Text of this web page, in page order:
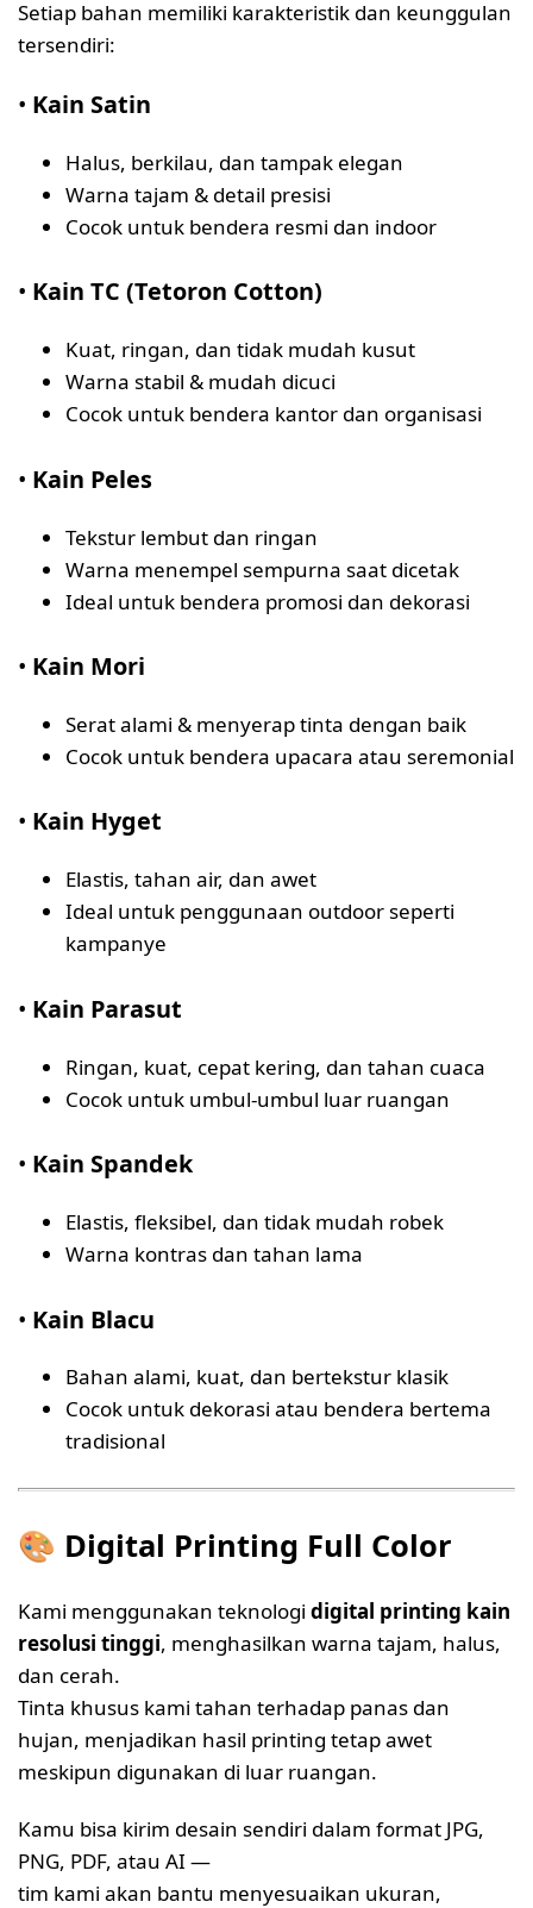
Setiap bahan memiliki karakteristik dan keunggulan
tersendiri:
• Kain Satin
Halus, berkilau, dan tampak elegan
Warna tajam & detail presisi
Cocok untuk bendera resmi dan indoor
• Kain TC (Tetoron Cotton)
Kuat, ringan, dan tidak mudah kusut
Warna stabil & mudah dicuci
Cocok untuk bendera kantor dan organisasi
• Kain Peles
Tekstur lembut dan ringan
Warna menempel sempurna saat dicetak
Ideal untuk bendera promosi dan dekorasi
• Kain Mori
Serat alami & menyerap tinta dengan baik
Cocok untuk bendera upacara atau seremonial
• Kain Hyget
Elastis, tahan air, dan awet
Ideal untuk penggunaan outdoor seperti
kampanye
• Kain Parasut
Ringan, kuat, cepat kering, dan tahan cuaca
Cocok untuk umbul-umbul luar ruangan
• Kain Spandek
Elastis, fleksibel, dan tidak mudah robek
Warna kontras dan tahan lama
• Kain Blacu
Bahan alami, kuat, dan bertekstur klasik
Cocok untuk dekorasi atau bendera bertema
tradisional
🎨 Digital Printing Full Color
Kami menggunakan teknologi digital printing kain
resolusi tinggi, menghasilkan warna tajam, halus,
dan cerah.
Tinta khusus kami tahan terhadap panas dan
hujan, menjadikan hasil printing tetap awet
meskipun digunakan di luar ruangan.
Kamu bisa kirim desain sendiri dalam format JPG,
PNG, PDF, atau AI —
tim kami akan bantu menyesuaikan ukuran,